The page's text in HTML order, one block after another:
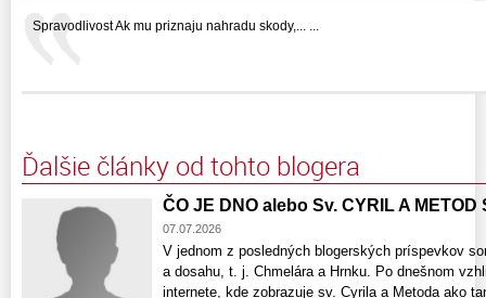
Spravodlivost Ak mu priznaju nahradu skody,... ...
Ďalšie články od tohto blogera
ČO JE DNO alebo Sv. CYRIL A METOD
07.07.2026
V jednom z posledných blogerských príspevkov
a dosahu, t. j. Chmelára a Hrnku. Po dnešnom
internete, kde zobrazuje sv. Cyrila a Metoda ako